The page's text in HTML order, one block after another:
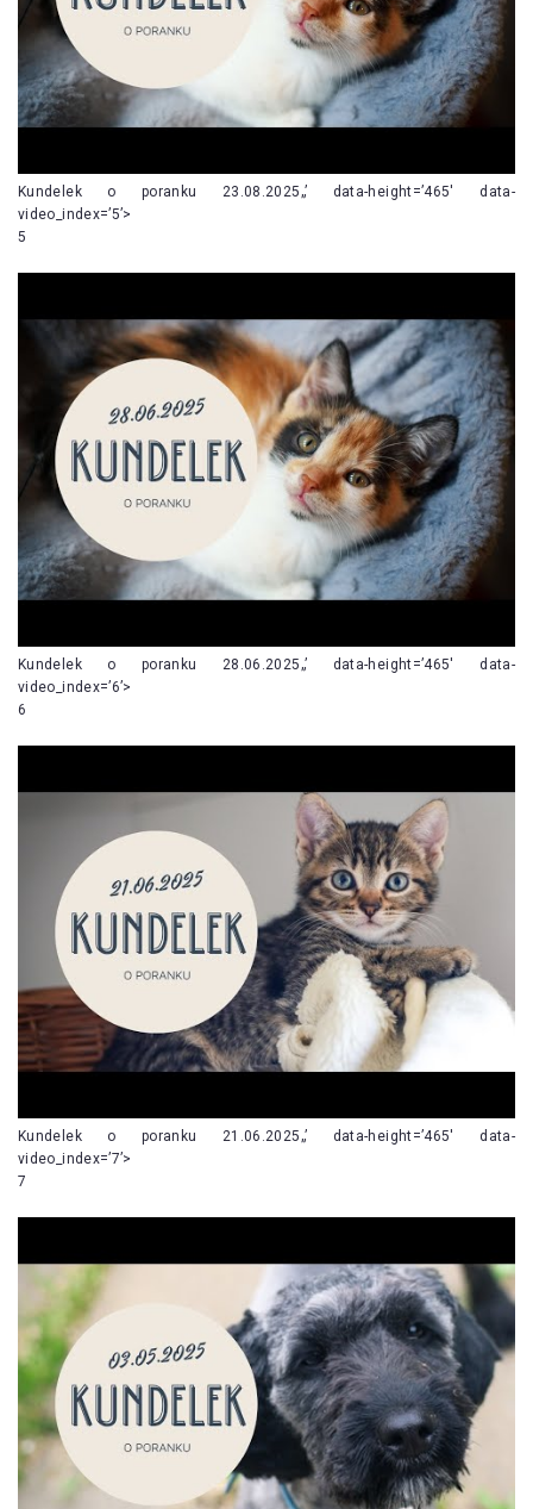
Kundelek o poranku 23.08.2025„’ data-height=’465′ data-
video_index=’5’>
5
Kundelek o poranku 28.06.2025„’ data-height=’465′ data-
video_index=’6’>
6
Kundelek o poranku 21.06.2025„’ data-height=’465′ data-
video_index=’7’>
7